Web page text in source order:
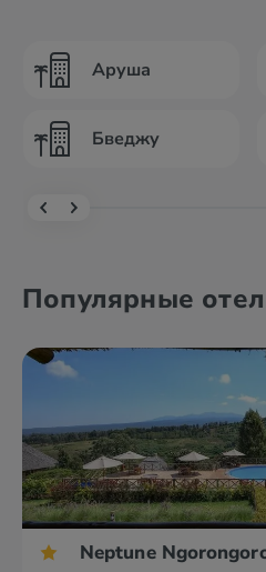
Аруша
Бведжу
Популярные
Neptune